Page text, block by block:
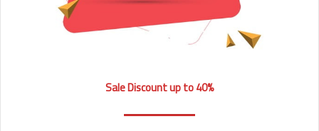
Sale Discount up to 40%